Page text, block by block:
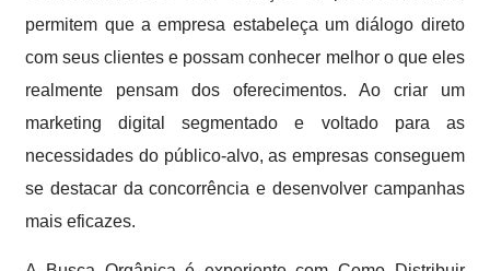
permitem que a empresa estabeleça um diálogo direto
com seus clientes e possam conhecer melhor o que eles
realmente pensam dos oferecimentos. Ao criar um
marketing digital segmentado e voltado para as
necessidades do público-alvo, as empresas conseguem
se destacar da concorrência e desenvolver campanhas
mais eficazes.